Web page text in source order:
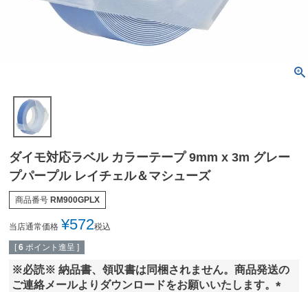
ダイモ対応ラベル カラーテープ 9mm x 3m グレー
プパープル レイチェル＆マシューズ
商品番号 RM900GPLX
当店通常価格 ¥572税込
[ 6 ポイント進呈 ]
※必読※ 納品書、領収書は同梱されません。商品発送の
ご連絡メールよりダウンロードをお願いいたします。